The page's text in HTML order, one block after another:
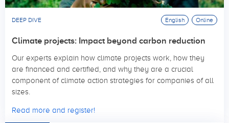
DEEP DIVE English Online
Climate projects: Impact beyond carbon reduction
Our experts explain how climate projects work, how they
are financed and certified, and why they are a crucial
component of climate action strategies for companies of all
sizes.
Read more and register!